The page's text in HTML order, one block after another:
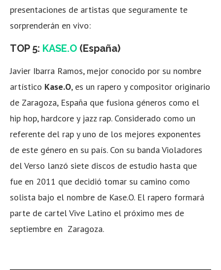
presentaciones de artistas que seguramente te
sorprenderán en vivo:
TOP 5: KASE.O (España)
Javier Ibarra Ramos, mejor conocido por su nombre
artístico Kase.O, es un rapero y compositor originario
de Zaragoza, España que fusiona géneros como el
hip hop, hardcore y jazz rap. Considerado como un
referente del rap y uno de los mejores exponentes
de este género en su país. Con su banda Violadores
del Verso lanzó siete discos de estudio hasta que
fue en 2011 que decidió tomar su camino como
solista bajo el nombre de Kase.O. El rapero formará
parte de cartel Vive Latino el próximo mes de
septiembre en Zaragoza.